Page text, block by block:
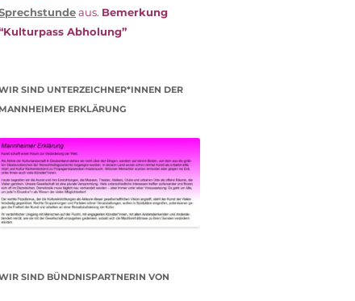
aus. Bemerkung
Abholung”
SIND UNTERZEICHNER*INNEN DER
MANNHEIMER ERKLÄRUNG
SIND BÜNDNISPARTNERIN VON